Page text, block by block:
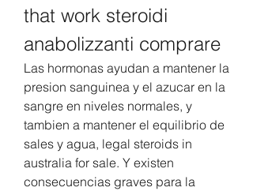
that work steroidi
anabolizzanti comprare
Las hormonas ayudan a mantener la
presion sanguinea y el azucar en la
sangre en niveles normales, y
tambien a mantener el equilibrio de
sales y agua, legal steroids in
australia for sale. Y existen
consecuencias graves para la